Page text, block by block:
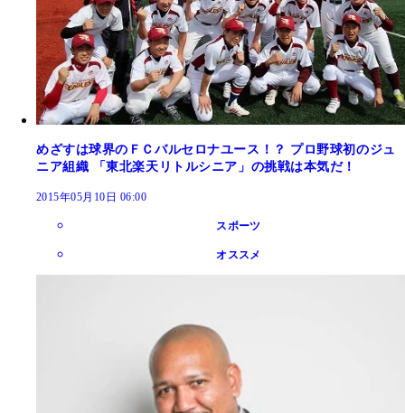
めざすは球界のＦＣバルセロナユース！？ プロ野球初のジュ
ニア組織 「東北楽天リトルシニア」の挑戦は本気だ！
2015年05月10日 06:00
スポーツ
オススメ